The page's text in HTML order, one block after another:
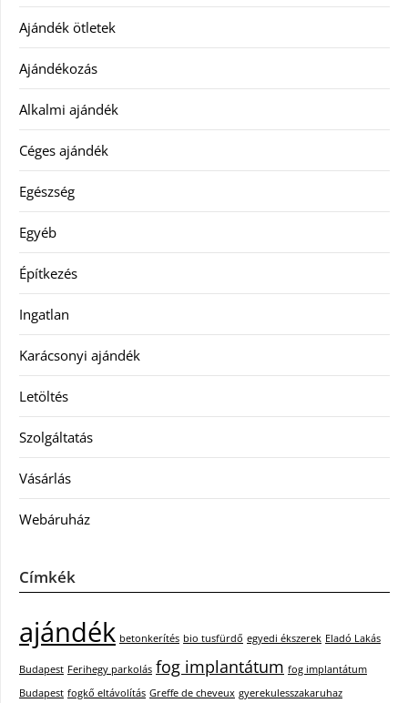
Ajándék ötletek
Ajándékozás
Alkalmi ajándék
Céges ajándék
Egészség
Egyéb
Építkezés
Ingatlan
Karácsonyi ajándék
Letöltés
Szolgáltatás
Vásárlás
Webáruház
Címkék
ajándék betonkerítés bio tusfürdő egyedi ékszerek Eladó Lakás
Budapest Ferihegy parkolás fog implantátum fog implantátum
Budapest fogkő eltávolítás Greffe de cheveux gyerekulesszakaruhaz